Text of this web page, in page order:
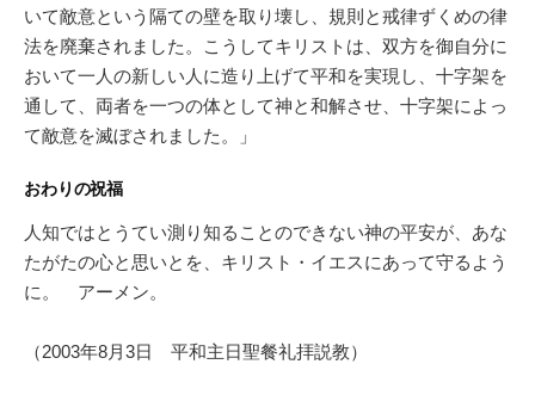
いて敵意という隔ての壁を取り壊し、規則と戒律ずくめの律
法を廃棄されました。こうしてキリストは、双方を御自分に
おいて一人の新しい人に造り上げて平和を実現し、十字架を
通して、両者を一つの体として神と和解させ、十字架によっ
て敵意を滅ぼされました。」
おわりの祝福
人知ではとうてい測り知ることのできない神の平安が、あな
たがたの心と思いとを、キリスト・イエスにあって守るよう
に。 アーメン。
（2003年8月3日 平和主日聖餐礼拝説教）